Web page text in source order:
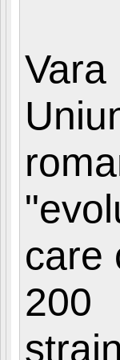
care
200